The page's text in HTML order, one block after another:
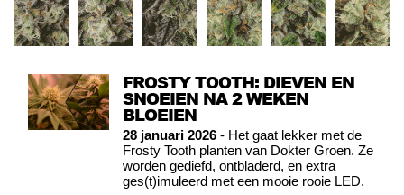
FROSTY TOOTH: DIEVEN EN
SNOEIEN NA 2 WEKEN
BLOEIEN
28 januari 2026 - Het gaat lekker met de
Frosty Tooth planten van Dokter Groen. Ze
worden gediefd, ontbladerd, en extra
ges(t)imuleerd met een mooie rooie LED.